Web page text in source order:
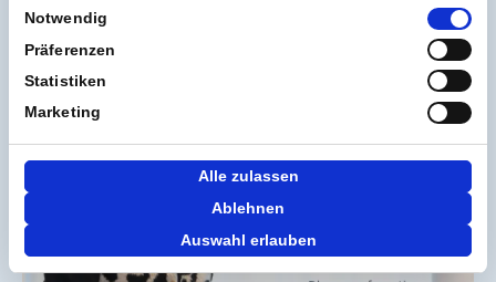
soziale Medien, Werbung und Analysen weiter. Unsere
Partner führen diese Informationen möglicherweise mit
weiteren Daten zusammen, die Sie ihnen bereitgestellt
haben oder die sie im Rahmen Ihrer Nutzung der Dienste
Einwilligungsauswahl
Notwendig
Präferenzen
Statistiken
Marketing
Alle zulassen
Auswahl erlauben
Ablehnen
lebt. Zum Interview: